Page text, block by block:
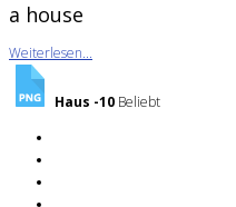
a house
Weiterlesen...
Haus -10 Beliebt